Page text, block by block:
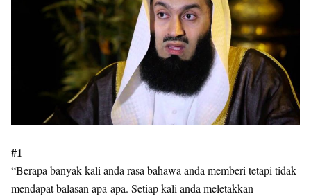
#1
“Berapa banyak kali anda rasa bahawa anda memberi tetapi tidak
mendapat balasan apa-apa. Setiap kali anda meletakkan